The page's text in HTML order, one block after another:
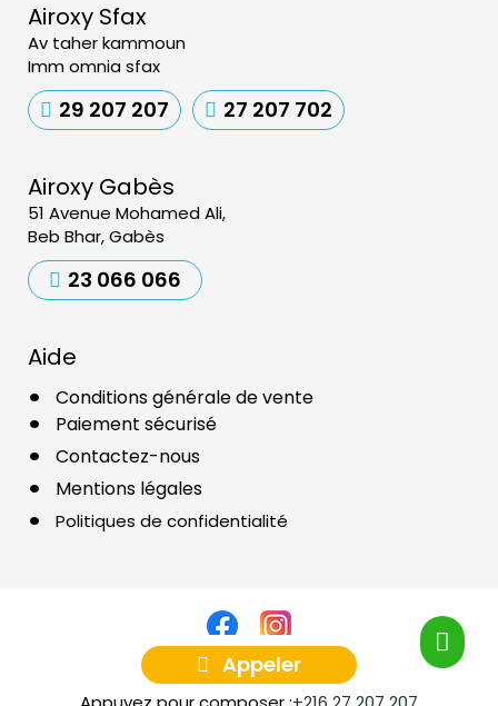
Airoxy Sfax
Av taher kammoun
Imm omnia sfax
29 207 207 27 207 702
Airoxy Gabès
51 Avenue Mohamed Ali,
Beb Bhar, Gabès
23 066 066
Aide
Conditions générale de vente
Paiement sécurisé
Contactez-nous
Mentions légales
Politiques de confidentialité
Appeler
Copyright ©2025 AiroxyRéalisé par Agence Web
Tunisie